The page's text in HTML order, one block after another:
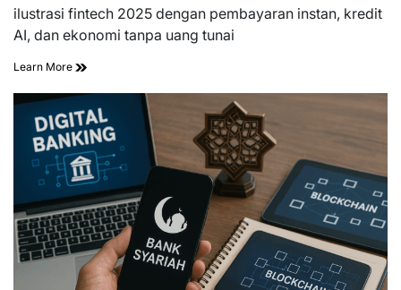
read
time
ilustrasi fintech 2025 dengan pembayaran instan, kredit
AI, dan ekonomi tanpa uang tunai
Learn More